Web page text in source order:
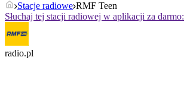
Stacje radiowe RMF Teen
Słuchaj tej stacji radiowej w aplikacji za darmo:
radio.pl